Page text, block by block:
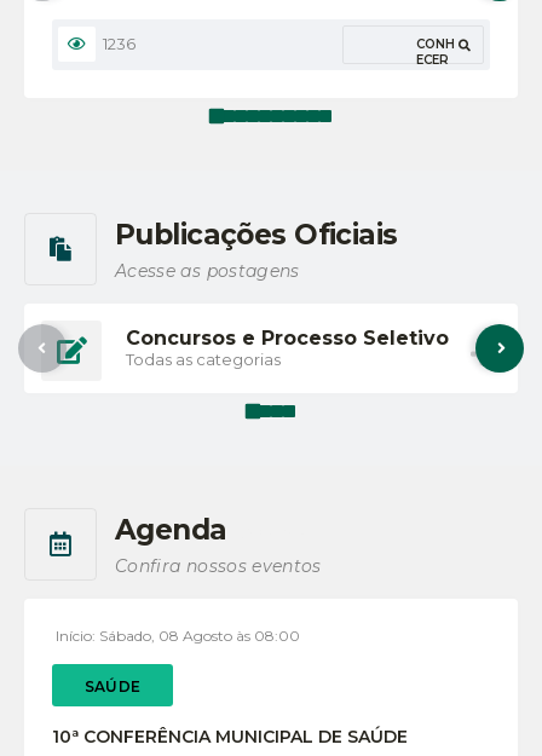
1236
CONH
ECER
Publicações Oficiais
Acesse as postagens
Concursos e Processo Seletivo
Todas as categorias
Agenda
Confira nossos eventos
10ª CONFERÊNCIA MUNICIPAL DE SAÚDE
Início: Sábado 08 Agosto 08:00
SAÚDE